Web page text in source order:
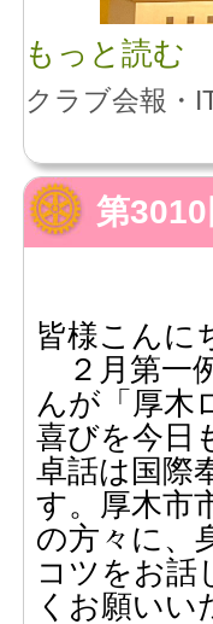
もっと読む
クラブ会報・
第
皆様こんに
２月第一
んが「厚木
喜びを今日
卓話は国際
す。厚木市
の方々に、
コツをお話
くお願いい